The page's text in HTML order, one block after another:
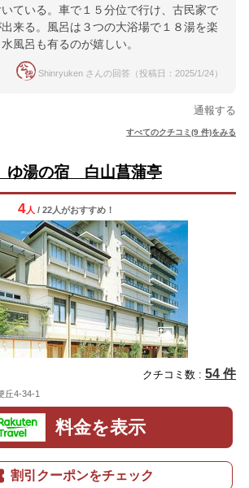
ている。車で１５分位で行け、古民家で
来る。風呂は３つの大浴場で１８湯を楽
風呂も有るのが嬉しい。
Shinryuken さんの回答（投稿日：2025/1/24）
通報する
すべてのクチコミ(9 件)をみる
湯の宿 白山菖蒲亭
4人 / 22人がおすすめ！
クチコミ数 : 54 件
丘4-34-1
料金を表示
割引クーポンをチェック